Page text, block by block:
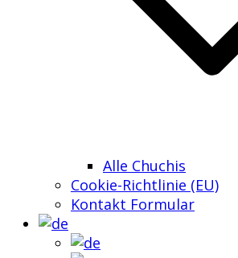
Alle Chuchis
Cookie-Richtlinie (EU)
Kontakt Formular